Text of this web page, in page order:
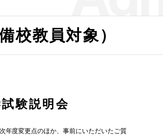
校教員対象）
験説明会
年度変更点のほか、事前にいただいたご質